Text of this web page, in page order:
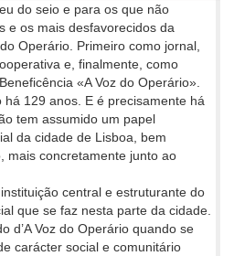
do seio e para os que não
e os mais desfavorecidos da
Operário. Primeiro como jornal,
e, finalmente, como
«A Voz do Operário».
129 anos. E é precisamente há
tem assumido um papel
da cidade de Lisboa, bem
mais concretamente junto ao
central e estruturante do
que se faz nesta parte da cidade.
d’A Voz do Operário quando se
carácter social e comunitário